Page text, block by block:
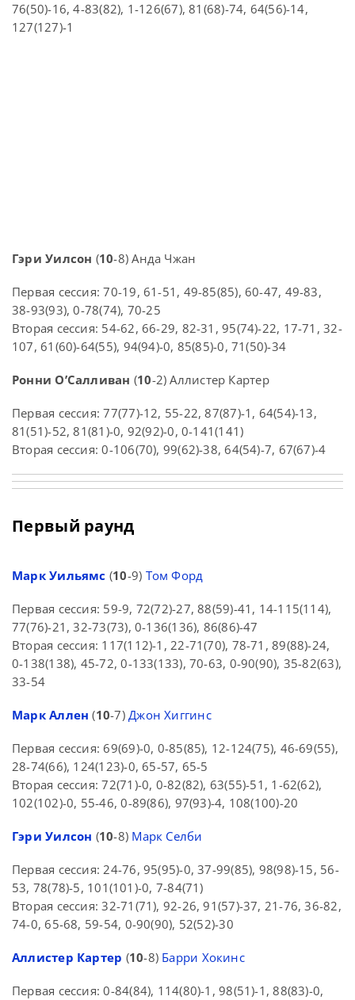
76(50)-16, 4-83(82), 1-126(67), 81(68)-74, 64(56)-14,
127(127)-1
Гэри Уилсон (10-8) Анда Чжан
Первая сессия: 70-19, 61-51, 49-85(85), 60-47, 49-83,
38-93(93), 0-78(74), 70-25
Вторая сессия: 54-62, 66-29, 82-31, 95(74)-22, 17-71, 32-
107, 61(60)-64(55), 94(94)-0, 85(85)-0, 71(50)-34
Ронни О’Салливан (10-2) Аллистер Картер
Первая сессия: 77(77)-12, 55-22, 87(87)-1, 64(54)-13,
81(51)-52, 81(81)-0, 92(92)-0, 0-141(141)
Вторая сессия: 0-106(70), 99(62)-38, 64(54)-7, 67(67)-4
Первый раунд
Марк Уильямс (10-9) Том Форд
Первая сессия: 59-9, 72(72)-27, 88(59)-41, 14-115(114),
77(76)-21, 32-73(73), 0-136(136), 86(86)-47
Вторая сессия: 117(112)-1, 22-71(70), 78-71, 89(88)-24,
0-138(138), 45-72, 0-133(133), 70-63, 0-90(90), 35-82(63),
33-54
Марк Аллен (10-7)Джон Хиггинс
Первая сессия: 69(69)-0, 0-85(85), 12-124(75), 46-69(55),
28-74(66), 124(123)-0, 65-57, 65-5
Вторая сессия: 72(71)-0, 0-82(82), 63(55)-51, 1-62(62),
102(102)-0, 55-46, 0-89(86), 97(93)-4, 108(100)-20
Гэри Уилсон (10-8) Марк Селби
Первая сессия: 24-76, 95(95)-0, 37-99(85), 98(98)-15, 56-
53, 78(78)-5, 101(101)-0, 7-84(71)
Вторая сессия: 32-71(71), 92-26, 91(57)-37, 21-76, 36-82,
74-0, 65-68, 59-54, 0-90(90), 52(52)-30
Аллистер Картер (10-8) Барри Хокинс
Первая сессия: 0-84(84), 114(80)-1, 98(51)-1, 88(83)-0,